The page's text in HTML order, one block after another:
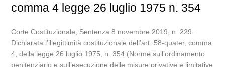
comma 4 legge 26 luglio 1975 n. 354
Corte Costituzionale, Sentenza 8 novembre 2019, n. 229.
Dichiarata l’illegittimità costituzionale dell’art. 58-quater, comma
4, della legge 26 luglio 1975, n. 354 (Norme sull’ordinamento
penitenziario e sull’esecuzione delle misure privative e limitative